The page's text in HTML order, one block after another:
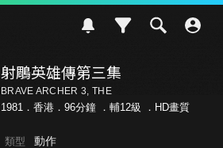
射鵰英雄傳第三集
BRAVE ARCHER 3, THE
1981．香港．96分鐘 ． 輔12級 ．HD畫質
類型 動作